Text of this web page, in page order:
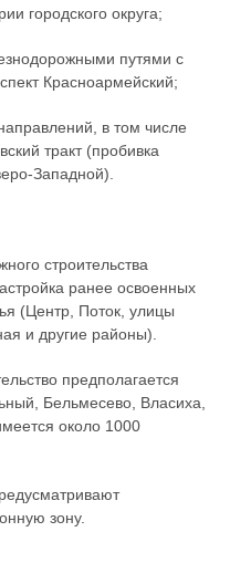
городского округа;
путями с
Красноармейский;
в том числе
тракт (пробивка
Западной).
строительства
ранее освоенных
(Центр, Поток, улицы
и другие районы).
предполагается
Бельмесево, Власиха,
около 1000
зону.